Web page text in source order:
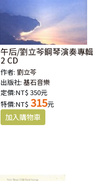
午后/劉立芩鋼琴演奏專輯
2 CD
作者:劉立芩
出版社:基石音樂
定價:NT$ 350元
特價:NT$ 315元